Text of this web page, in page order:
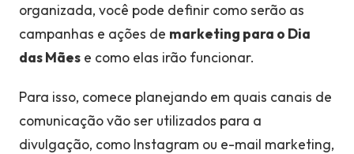
organizada, você pode definir como serão as
campanhas e ações de marketing para o Dia
das Mães e como elas irão funcionar.
Para isso, comece planejando em quais canais de
comunicação vão ser utilizados para a
divulgação, como Instagram ou e-mail marketing,